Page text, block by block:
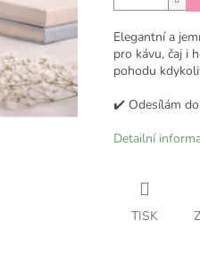
Elegantní a
pro kávu, čaj i
pohodu
✔️ Odesílám
Detailní
TISK